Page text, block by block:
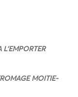
MOITIE-